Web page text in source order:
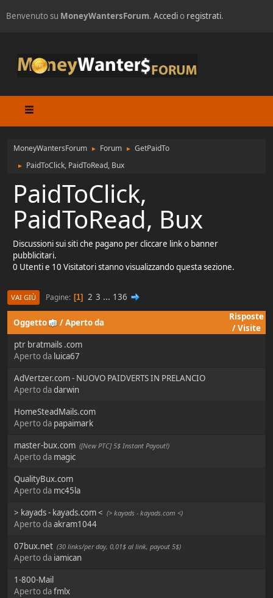
Benvenuto su MoneyWantersForum. Accedio registrati.
MoneyWantersForum ► Forum ► GetPaidTo
► PaidToClick, PaidToRead, Bux
PaidToClick,
PaidToRead, Bux
Discussioni sui siti che pagano per cliccare link o banner
pubblicitari.
0 Utenti e 10 Visitatori stanno visualizzando questa sezione.
VAI GIÙ Pagine 1 2 3 ... 136
Oggetto /Aperto da
Risposte
/Visite
ptr bratmails .com
Aperto da luica67
AdVertzer.com - NUOVO PAIDVERTS IN PRELANCIO
Aperto dadarwin
HomeSteadMails.com
Aperto da papaimark
master-bux.com ([New PTC] 5$ Instant Payout!)
Aperto da magic
QualityBux.com
Aperto da mc45la
> kayads - kayads.com < (> kayads - kayads.com <)
Aperto daakram1044
07bux.net (30 links/per day, 0,01$ al link, payout 5$)
Aperto da iamican
1-800-Mail
Aperto dafmlx